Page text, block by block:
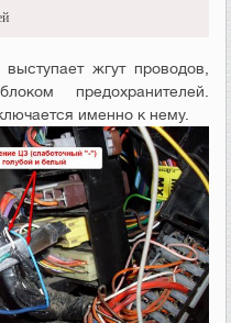
жгут проводов,
предохранителей.
именно к нему.